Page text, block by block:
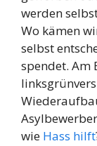
werden
Wo kämen
selbst
spendet. Am
wie Hass hilft